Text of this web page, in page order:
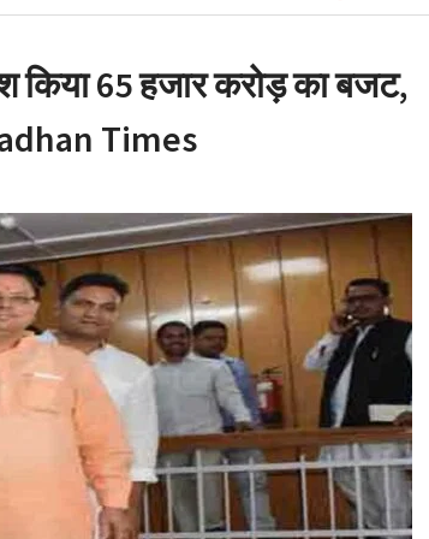
OSD के
65 हजार करोड़ का बजट,
Times